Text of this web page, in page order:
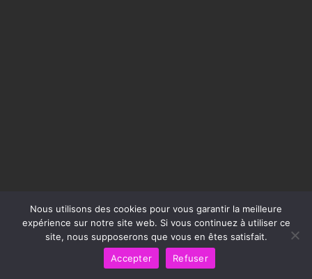
Nous utilisons des cookies pour vous garantir la meilleure
expérience sur notre site web. Si vous continuez à utiliser ce
site, nous supposerons que vous en êtes satisfait.
Accepter
Refuser